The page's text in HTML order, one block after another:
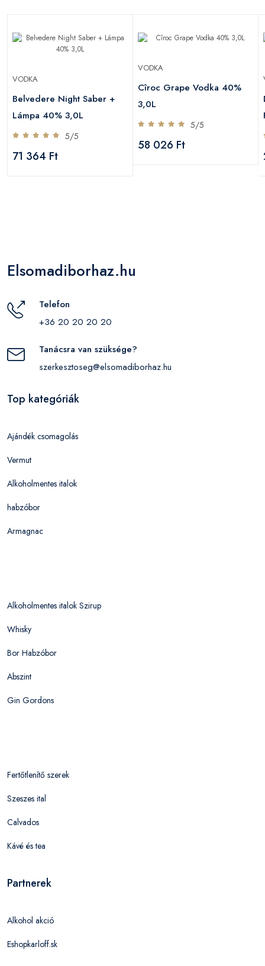
VODKA
Belvedere Night Saber +
Lámpa 40% 3,0L
5/5
71 364 Ft
VODKA
Cîroc Grape Vodka 40%
3,0L
5/5
58 026 Ft
Elsomadiborhaz.hu
Telefon
+36 20 20 20 20
Tanácsra van szüksége?
szerkesztoseg@elsomadiborhaz.hu
Top kategóriák
Ajándék csomagolás
Vermut
Alkoholmentes italok
habzóbor
Armagnac
Alkoholmentes italok Szirup
Whisky
Bor Habzóbor
Abszint
Gin Gordons
Fertőtlenítő szerek
Szeszes ital
Calvados
Kávé és tea
Partnerek
Alkohol akció
Eshopkarloff.sk